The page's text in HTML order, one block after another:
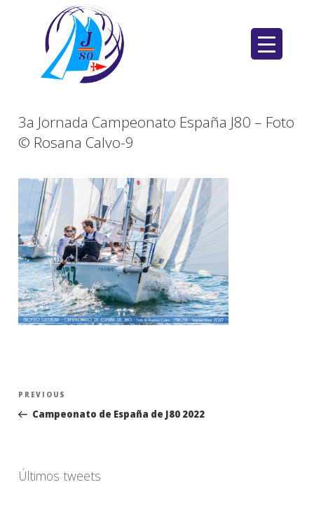
3a Jornada Campeonato España J80 – Foto
© Rosana Calvo-9
Navegación
entradas
Previous
Post
PREVIOUS
Campeonato de España de J80 2022
Últimos tweets